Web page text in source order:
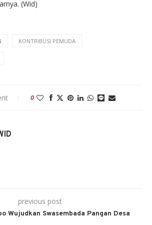
(Wid)
KONTRIBUSI PEMUDA
0
previous post
Wujudkan Swasembada Pangan Desa